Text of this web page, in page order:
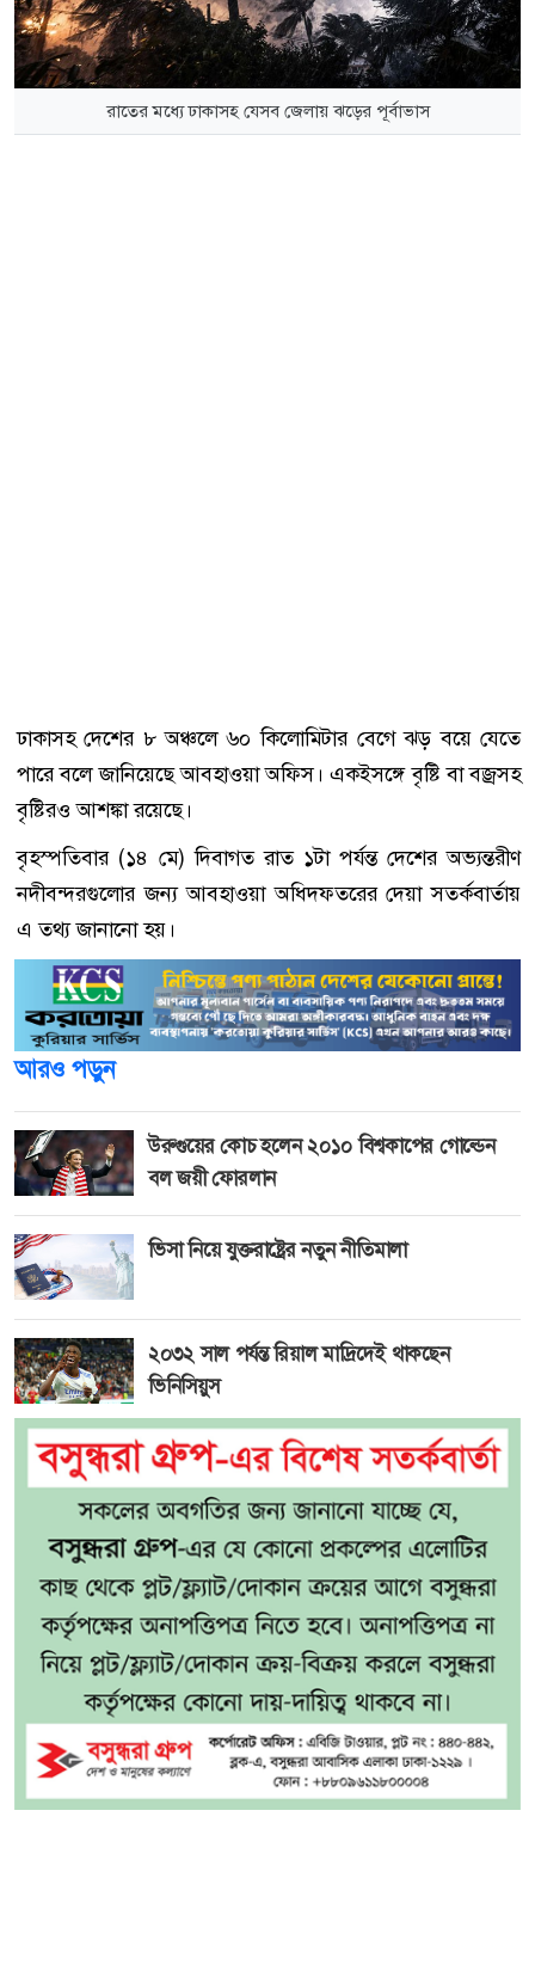
রাতের মধ্যে ঢাকাসহ যেসব জেলায় ঝড়ের পূর্বাভাস
ঢাকাসহ দেশের ৮ অঞ্চলে ৬০ কিলোমিটার বেগে ঝড় বয়ে যেতে
পারে বলে জানিয়েছে আবহাওয়া অফিস। একইসঙ্গে বৃষ্টি বা বজ্রসহ
বৃষ্টিরও আশঙ্কা রয়েছে।
বৃহস্পতিবার (১৪ মে) দিবাগত রাত ১টা পর্যন্ত দেশের অভ্যন্তরীণ
নদীবন্দরগুলোর জন্য আবহাওয়া অধিদফতরের দেয়া সতর্কবার্তায়
এ তথ্য জানানো হয়।
আরও পড়ুন
উরুগুয়ের কোচ হলেন ২০১০ বিশ্বকাপের গোল্ডেন
বল জয়ী ফোরলান
ভিসা নিয়ে যুক্তরাষ্ট্রের নতুন নীতিমালা
২০৩২ সাল পর্যন্ত রিয়াল মাদ্রিদেই থাকছেন
ভিনিসিয়ুস